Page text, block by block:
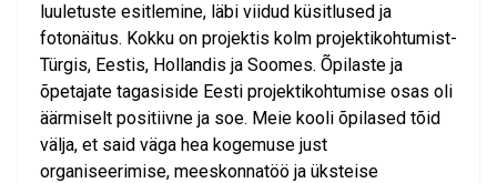
luuletuste esitlemine, läbi viidud küsitlused ja
fotonäitus. Kokku on projektis kolm projektikohtumist-
Türgis, Eestis, Hollandis ja Soomes. Õpilaste ja
õpetajate tagasiside Eesti projektikohtumise osas oli
äärmiselt positiivne ja soe. Meie kooli õpilased tõid
välja, et said väga hea kogemuse just
organiseerimise, meeskonnatöö ja üksteise